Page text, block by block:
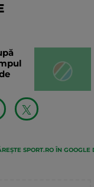
SPORT.RO ÎN GOOGLE